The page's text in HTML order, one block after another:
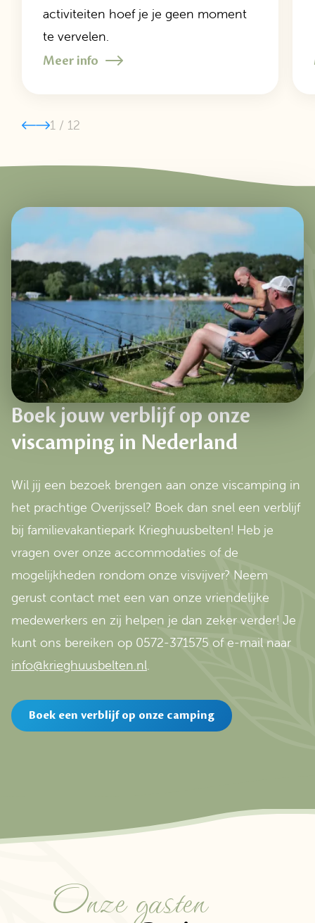
activiteiten hoef je je geen moment
te vervelen.
Meer info
1 / 12
Boek jouw verblijf op onze
viscamping in Nederland
Wil jij een bezoek brengen aan onze viscamping in
het prachtige Overijssel? Boek dan snel een verblijf
bij familievakantiepark Krieghuusbelten! Heb je
vragen over onze accommodaties of de
mogelijkheden rondom onze visvijver? Neem
gerust contact met een van onze vriendelijke
medewerkers en zij helpen je dan zeker verder! Je
kunt ons bereiken op 0572-371575 of e-mail naar
info@krieghuusbelten.nl
Boek een verblijf op onze camping
Onze gasten